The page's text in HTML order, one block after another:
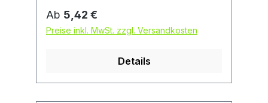
Regulärer Preis:
Ab 5,42 €
Preise inkl. MwSt. zzgl. Versandkosten
Details